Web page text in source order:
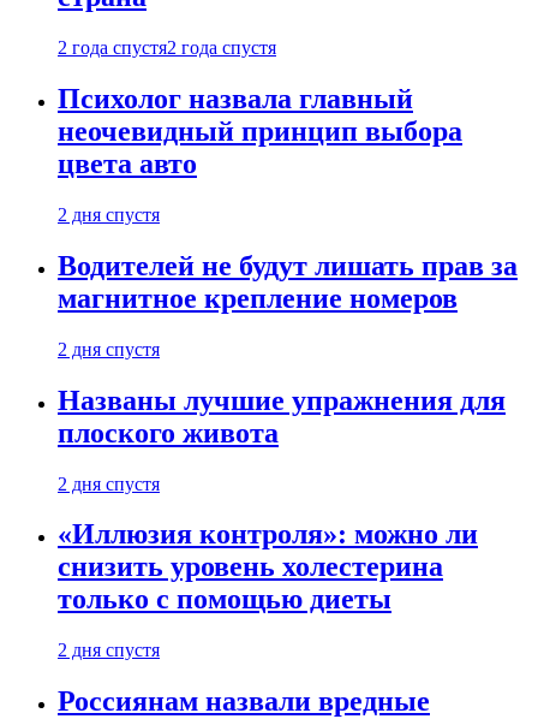
2 года спустя2 года спустя
Психолог назвала главный
неочевидный принцип выбора
цвета авто
2 дня спустя
Водителей не будут лишать прав за
магнитное крепление номеров
2 дня спустя
Названы лучшие упражнения для
плоского живота
2 дня спустя
«Иллюзия контроля»: можно ли
снизить уровень холестерина
только с помощью диеты
2 дня спустя
Россиянам назвали вредные